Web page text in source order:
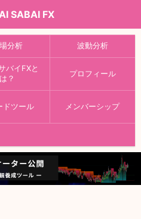
SABAI FX
分析 波動分析
バイFXと
は？
プロフィール
ドツール メンバーシップ